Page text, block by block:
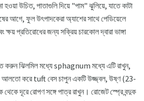
উচিত, পাতাগুলি দিয়ে "পাম" ঝুলিয়ে, যাতে কাটা
আগে, ফুল উৎপাদকেরা অ্যাশের সাথে পেডিয়েলে
ক্ষয় প্রতিরোধের জন্য সক্রিয় চারকোল দ্বারা ভাঙ্গা
করুন ঝিলমিল মধ্যে sphagnum মধ্যে এটি রাখুন,
আলতো করে tuft বেস চাপুন একটি উজ্জ্বল, উষ্ণ (23-
থেকে দূরে রোপণ সঙ্গে পাত্র রাখুন। রোজেট স্প্রে বন্দুক